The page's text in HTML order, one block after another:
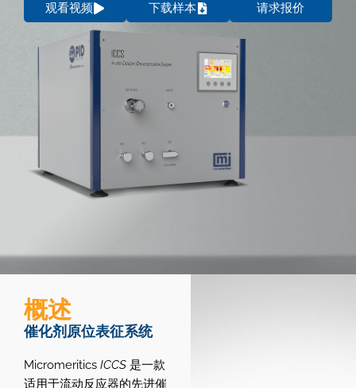
观看视频 下载样本 请求报价
概述
催化剂原位表征系统
Micromeritics ICCS 是一款
适用于流动反应器的先进催